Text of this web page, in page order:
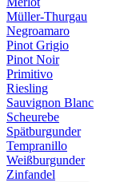
Müller-Thurgau
Negroamaro
Pinot Grigio
Pinot Noir
Primitivo
Riesling
Sauvignon Blanc
Scheurebe
Spätburgunder
Tempranillo
Weißburgunder
Zinfandel